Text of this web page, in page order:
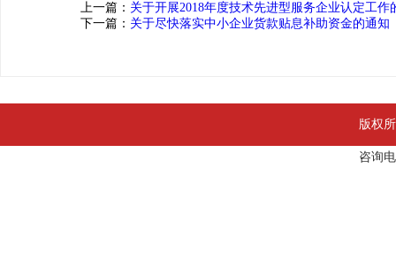
上一篇： 关于开展2018年度技术先进型服务企业认定工作
下一篇： 关于尽快落实中小企业货款贴息补助资金的通知
版权
咨询